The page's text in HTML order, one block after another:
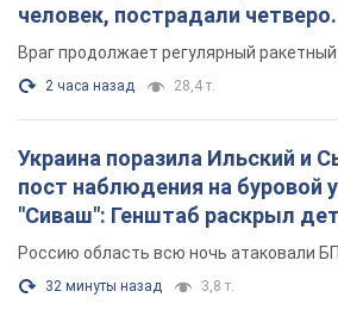
человек, пострадали
Враг продолжает регулярный
2 часа назад 28,4 т.
Украина поразила Ильский и
пост наблюдения на буровой
"Сиваш": Генштаб раскрыл
видео
Россию область всю ночь атаковали
32 минуты назад 3,8 т.